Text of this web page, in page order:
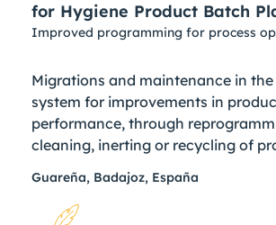
for Hygiene Product Batch
Improved programming for process
Migrations and maintenance in
system for improvements in
performance, through
cleaning, inerting or recycling of
Guareña, Badajoz, España